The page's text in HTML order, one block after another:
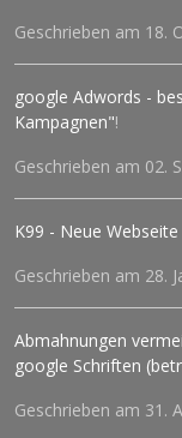
Geschrieben am 18.
google Adwords -
Kampagnen"!
Geschrieben am 02.
K99 - Neue
Geschrieben am 28.
Abmahnungen
google Schriften
Geschrieben am 31.